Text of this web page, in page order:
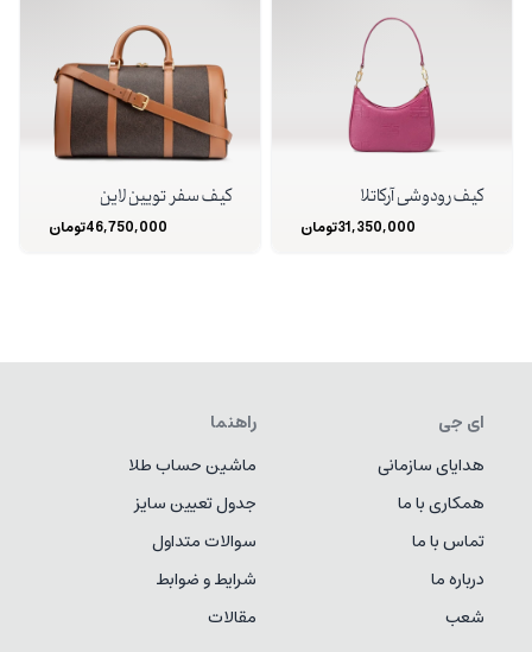
کیف رودوشی آرکاتلا
31,350,000تومان
کیف سفر تویین لاین
46,750,000تومان
ای جی
هدایای سازمانی
همکاری با ما
تماس با ما
درباره ما
شعب
راهنما
ماشین حساب طلا
جدول تعیین سایز
سوالات متداول
شرایط و ضوابط
مقالات